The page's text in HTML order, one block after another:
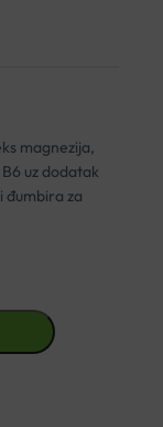
magnezija,
uz dodatak
za